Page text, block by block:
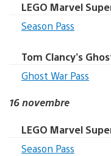
LEGO Marvel
Season Pass
Tom Clancy’s
Ghost War Pass
16 novembre
LEGO Marvel
Season Pass